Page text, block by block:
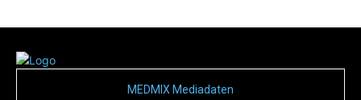
MEDMIX Mediadaten